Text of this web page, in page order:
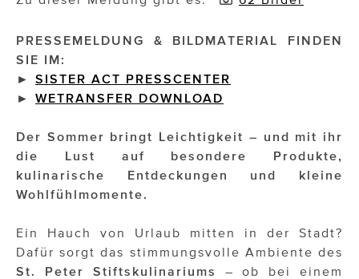
JOHANN STRAUSS – NEW DIMENSIONS
JOOLZ
JUWELIER WAGNER
Magenta Telekom
Merz Aesthetics
NEVER AGE NUTRITION
Nina Kraft – Kraft Media Minds
PRESSEMELDUNG & BILDMATERIAL FINDEN
SIE IM:
► SISTER ACT PRESSCENTER
► WETRANSFER DOWNLOAD
Der Sommer bringt Leichtigkeit – und mit ihr
die Lust auf besondere Produkte,
kulinarische Entdeckungen und kleine
Wohlfühlmomente.
Ein Hauch von Urlaub mitten in der Stadt?
Dafür sorgt das stimmungsvolle Ambiente des
St. Peter Stiftskulinariums
– ob bei einem